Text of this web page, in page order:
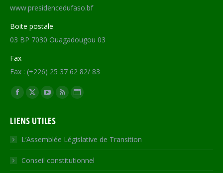
www.presidencedufaso.bf
Boite postale
03 BP 7030 Ouagadougou 03
Fax
Fax : (+226) 25 37 62 82/ 83
Trouvez nous sur :
Facebook
opens
in
new
window
X
opens
in
new
window
YouTube
opens
in
new
window
RSS
in
new
window
Site
opens
in
new
LIENS UTILES
L’Assemblée Législative de Transition
Conseil constitutionnel